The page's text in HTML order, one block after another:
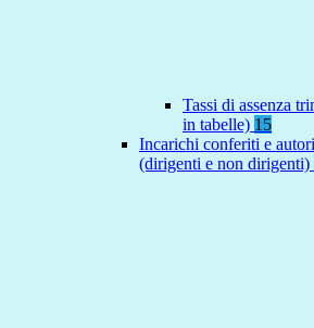
Tassi di assenza
in tabelle) 15
Incarichi conferiti e
(dirigenti e non dirigenti)